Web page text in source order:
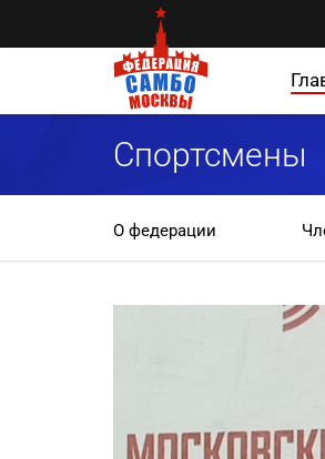
Спортсмены
О федерации